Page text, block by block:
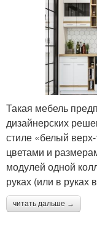
Такая мебель
дизайнерских
стиле «белый
цветами и
модулей одной
руках (или в руках
читать дальше →